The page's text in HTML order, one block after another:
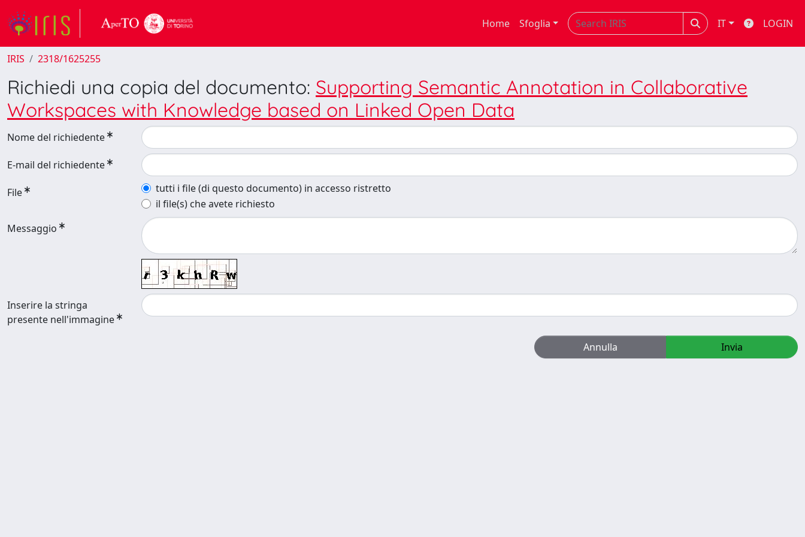
Home Sfoglia IT LOGIN
IRIS 2318/1625255
Richiedi una copia del documento: Supporting Semantic Annotation in Collaborative
Workspaces with Knowledge based on Linked Open Data
Nome del richiedente
E-mail del richiedente
File
tutti i file (di questo documento) in accesso ristretto
il file(s) che avete richiesto
Messaggio
Inserire la stringa
presente nell'immagine
Annulla Invia